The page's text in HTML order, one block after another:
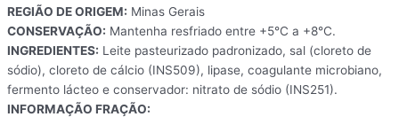
REGIÃO DE ORIGEM: Minas Gerais
CONSERVAÇÃO: Mantenha resfriado entre +5°C a +8°C.
INGREDIENTES: Leite pasteurizado padronizado, sal (cloreto de
sódio), cloreto de cálcio (INS509), lipase, coagulante microbiano,
fermento lácteo e conservador: nitrato de sódio (INS251).
INFORMAÇÃO FRAÇÃO: